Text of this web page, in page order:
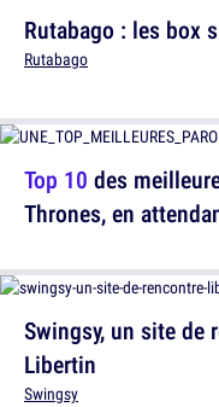
Top 10 des
Thrones, en
Rutabago : les box
Rutabago
Swingsy, un site de
Libertin
Swingsy